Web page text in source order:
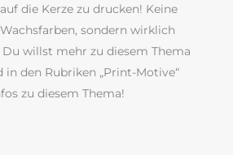
die Kerze zu drucken! Keine
sondern wirklich
Du willst mehr zu diesem Thema
den Rubriken „Print-Motive“
zu diesem Thema!